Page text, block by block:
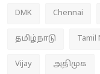
DMK Chennai
தமிழ்நாடு Tamil
Vijay அதிமுக